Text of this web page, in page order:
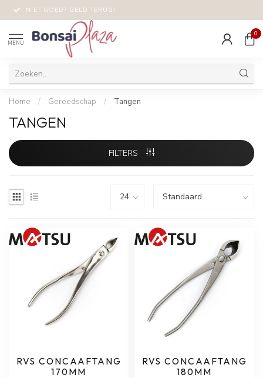
NIET GOED? GELD TERUG!
MENU
0
Home / Gereedschap / Tangen
TANGEN
FILTERS
RVS CONCAAFTANG
170MM
RVS CONCAAFTANG
180MM